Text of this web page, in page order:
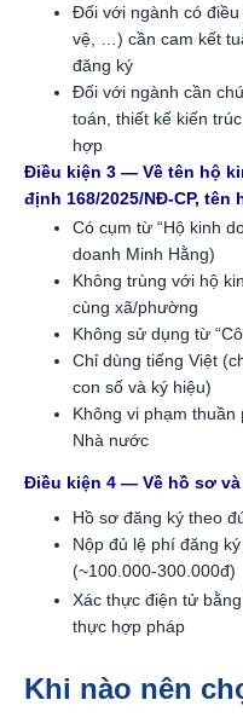
Đối với ngành có
vệ, …) cần cam kết
đăng ký
Đối với ngành cần
toán, thiết kế kiến
hợp
Điều kiện 3 — Về tên hộ
định 168/2025/NĐ-CP,
Có cụm từ “Hộ kinh
doanh Minh Hằng)
Không trùng với hộ
cùng xã/phường
Không sử dụng từ
Chỉ dùng tiếng Việt
con số và ký hiệu)
Không vi phạm
Nhà nước
Điều kiện 4 — Về hồ sơ
Hồ sơ đăng ký theo
Nộp đủ lệ phí đăng
(~100.000-300.000đ)
Xác thực điện tử
thực hợp pháp
Khi nào nên